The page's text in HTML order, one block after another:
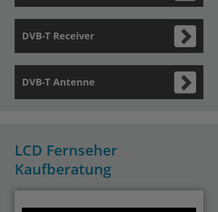
DVB-T Receiver
DVB-T Antenne
LCD Fernseher
Kaufberatung